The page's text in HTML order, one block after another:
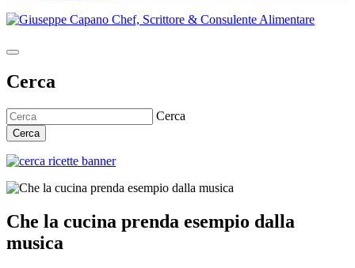
Cerca
Cerca
Cerca
Che la cucina prenda esempio dalla
musica